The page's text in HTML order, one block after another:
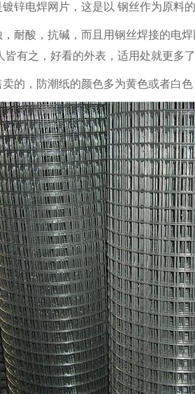
景观护栏 人
锌电焊网片，这是以 钢丝作为原料
耐酸，抗碱，而且用钢丝焊接的电
有之，好看的外表，适用处就更多
的，防潮纸的颜色多为黄色或者白色